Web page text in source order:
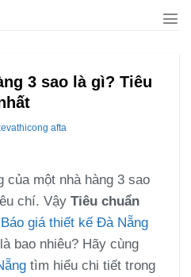
3 sao là gì? Tiêu
afta
một nhà hàng 3 sao
chí. Vậy Tiêu chuẩn
Báo giá thiết kế Đà Nẵng
bao nhiêu? Hãy cùng
tìm hiểu chi tiết trong